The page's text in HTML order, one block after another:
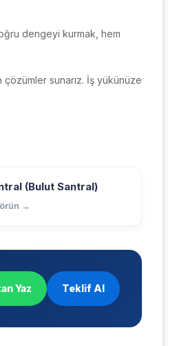
dengeyi kurmak, hem
çözümler sunarız. İş yükünüze
(Bulut Santral)
→
Yaz Teklif Al